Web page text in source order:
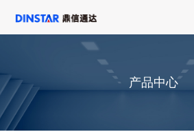
产品中心